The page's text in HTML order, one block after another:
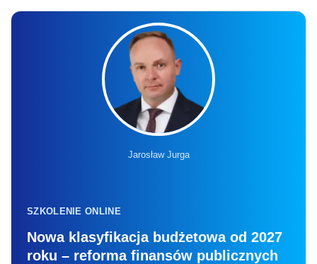
Jarosław Jurga
SZKOLENIE ONLINE
Nowa klasyfikacja budżetowa od 2027
roku – reforma finansów publicznych